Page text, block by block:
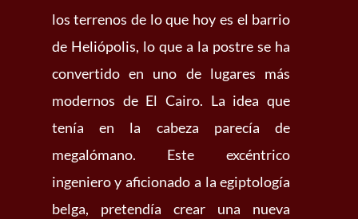
los terrenos de lo que hoy es el barrio
de Heliópolis, lo que a la postre se ha
convertido en uno de lugares más
modernos de El Cairo. La idea que
tenía en la cabeza parecía de
megalómano. Este excéntrico
ingeniero y aficionado a la egiptología
belga, pretendía crear una nueva